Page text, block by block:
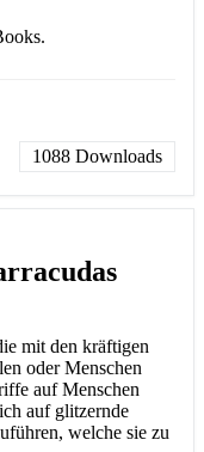
1088 Downloads
mit den kräftigen
oder Menschen
auf Menschen
auf glitzernde
welche sie zu